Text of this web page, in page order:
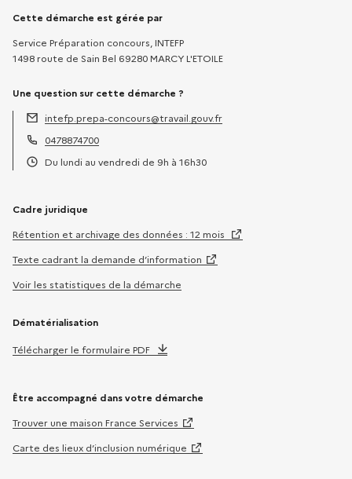
Informations sur la démarche
Cette démarche est gérée par
Service Préparation concours, INTEFP
1498 route de Sain Bel 69280 MARCY L'ETOILE
Une question sur cette démarche ?
Adresse électronique :
intefp.prepa-concours@travail.gouv.fr
Téléphone :
0478874700
Du lundi au vendredi de 9h à 16h30
Cadre juridique
Rétention et archivage des données : 12 mois
Texte cadrant la demande d’information
Voir les statistiques de la démarche
Dématérialisation
Télécharger le formulaire PDF
Être accompagné dans votre démarche
Trouver une maison France Services
Carte des lieux d’inclusion numérique